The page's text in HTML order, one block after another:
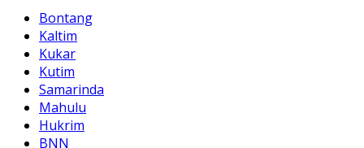
Bontang
Kaltim
Kukar
Kutim
Samarinda
Mahulu
Hukrim
BNN